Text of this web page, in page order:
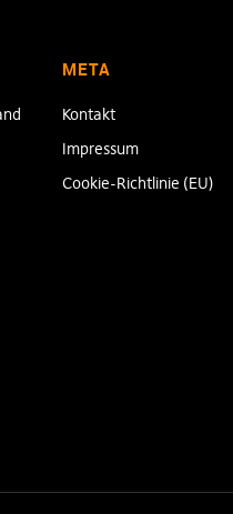
META
Kontakt
Impressum
Cookie-Richtlinie (EU)